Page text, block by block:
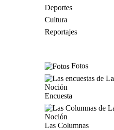
Deportes
Cultura
Reportajes
Fotos
Encuesta
Las Columnas